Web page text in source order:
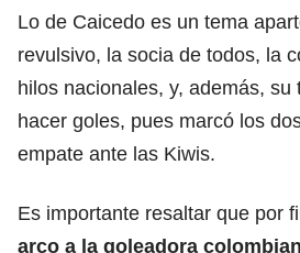
Lo de Caicedo es un tema
revulsivo, la socia de todos, la
hilos nacionales, y, además, su
hacer goles, pues marcó los
empate ante las Kiwis.
Es importante resaltar que por
arco a la goleadora